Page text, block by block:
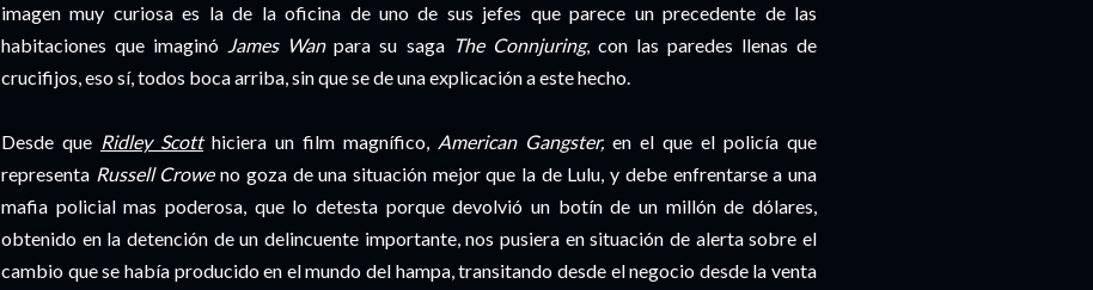
imagen muy curiosa es la de la oficina de uno de sus jefes que parece un precedente de las
habitaciones que imaginó James Wanpara su saga The Connjuring, con las paredes llenas de
crucifijos, eso sí, todos boca arriba, sin que se de una explicación a este hecho.
Desde que Ridley Scott hiciera un film magnífico, American Gangster, en el que el policía que
representa Russell Croweno goza de una situación mejor que la de Lulu, y debe enfrentarse a una
mafia policial mas poderosa, que lo detesta porque devolvió un botín de un millón de dólares,
obtenido en la detención de un delincuente importante, nos pusiera en situación de alerta sobre el
cambio que se había producido en el mundo del hampa, transitando desde el negocio desde la venta